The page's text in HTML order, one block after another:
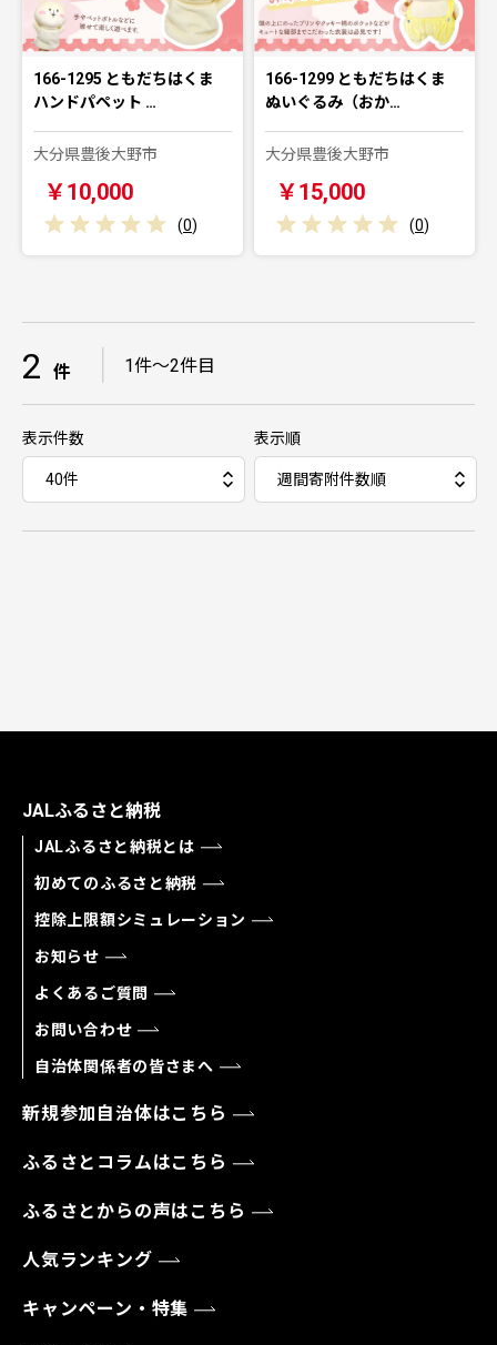
166-1295 ともだちはくま
ハンドパペット …
大分県豊後大野市
￥10,000
(0)
166-1299 ともだちはくま
ぬいぐるみ（おか…
大分県豊後大野市
￥15,000
(0)
2 件 1件～2件目
表示件数 表示順
JALふるさと納税
JALふるさと納税とは
初めてのふるさと納税
控除上限額シミュレーション
お知らせ
よくあるご質問
お問い合わせ
自治体関係者の皆さまへ
新規参加自治体はこちら
ふるさとコラムはこちら
ふるさとからの声はこちら
人気ランキング
キャンペーン・特集